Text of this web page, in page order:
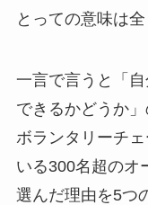
とっての意味は全
一言で言うと「
できるかどうか
ボランタリーチ
いる300名超のオ
選んだ理由を5つ